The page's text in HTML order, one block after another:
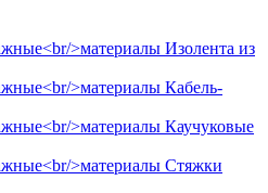
Изолента из
Кабель-
Каучуковые
Стяжки